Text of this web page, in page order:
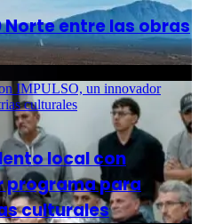
Norte entre las obras
IMPULSO, un innovador
culturales
local con
programa para
culturales